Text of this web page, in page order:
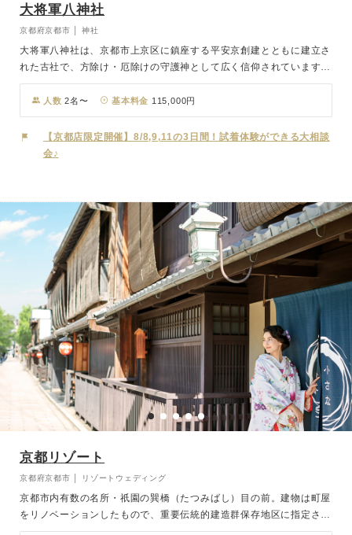
大将軍八神社
京都府京都市 │ 神社
大将軍八神社は、京都市上京区に鎮座する平安京創建とともに建立さ
れた古社で、方除け・厄除けの守護神として広く信仰されています。
陰陽道における星神「大将軍神」を主祭神とし、都の四方を守護する
神社として、都人の暮らしと安全を見守ってきました。現在も建築や
引越、旅行など人生の節目に際して、方位の災いを避ける祈願に多く
の参拝者が訪れます。境内は厳かで落ち着いた雰囲気に包まれ、春の
桜や秋の紅葉など四季折々の風景も魅力です。歴史と陰陽の神秘が息
結ばれていきます。千年の都に受け継がれてきた伝統に抱かれなが
ら、心を込めた誓いを交わすその瞬間は、人生に深く刻まれる特別な
ひとときとなるでしょう。
人数 2名〜 基本料金 115,000円
【京都店限定開催】8/8,9,11の3日間！試着体験ができる大相談
会♪
京都リゾート
京都府京都市 │ リゾートウェディング
京都市内有数の名所・祇園の巽橋（たつみばし）目の前。建物は町屋
をリノベーションしたもので、重要伝統的建造群保存地区に指定され
ている街の景観と見事に調和しており、屋外でのロケーション撮影は